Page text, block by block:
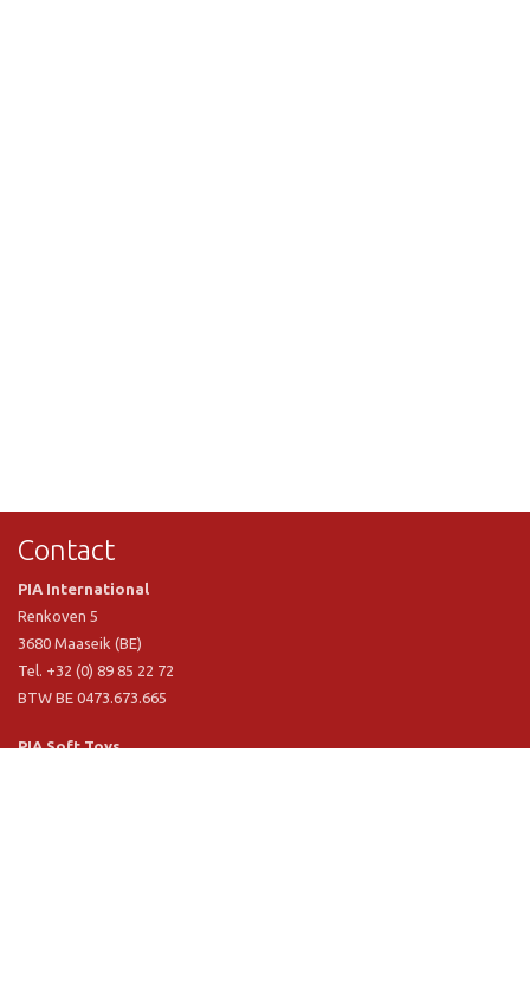
Contact
PIA International
Renkoven 5
3680 Maaseik (BE)
Tel. +32 (0) 89 85 22 72
BTW BE 0473.673.665
PIA Soft Toys